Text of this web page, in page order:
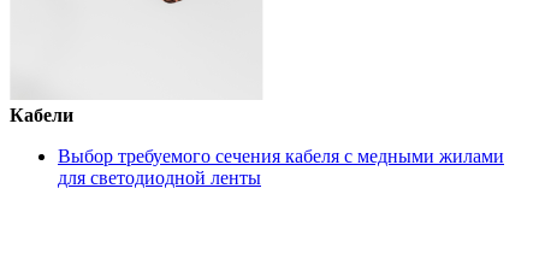
Кабели
Выбор требуемого сечения кабеля с медными жилами
для светодиодной ленты